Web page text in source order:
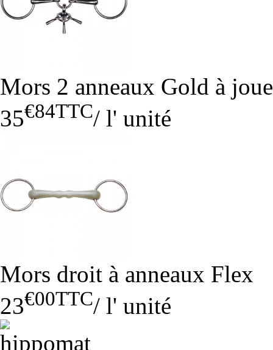
Mors 2 anneaux Gold à
35€84TTC/ l' unité
Mors droit à anneaux Flex
23€00TTC/ l' unité